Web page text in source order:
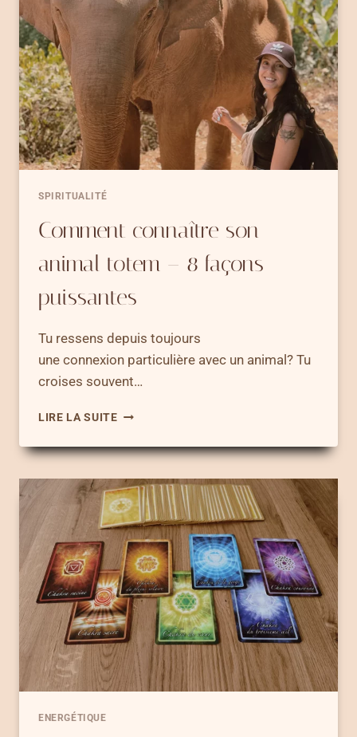
SUR
CETTE
PUISSANTE
ÉNERGIE
TRANSFORMATRICE
SPIRITUALITÉ
Comment connaître son
animal totem – 8 façons
puissantes
Tu ressens depuis toujours
une connexion particulière avec un animal? Tu
croises souvent…
LIRE LA SUITECOMMENT
SON
TOTEM
–
8
FAÇONS
PUISSANTES
ENERGÉTIQUE